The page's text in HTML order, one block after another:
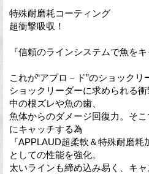
特殊耐磨耗コーティング
超衝撃吸収！
『信頼のラインシステムで魚をキ
これが“アプロ－ド”のショックリ
ショックリーダーに求められる
中の根ズレや魚の歯、
魚体からのダメージ回復力。そ
にキャッチする為
『APPLAUD超柔軟＆特殊耐磨
としての性能を強化。
太いラインも締め込み易く、キ